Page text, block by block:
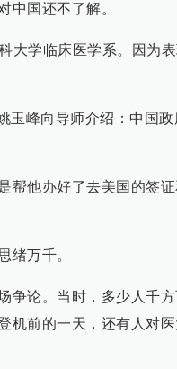
中国还不了解。
大学临床医学系。因为表
玉峰向导师介绍：中国政
帮他办好了去美国的签证
绪万千。
争论。当时，多少人千
机前的一天，还有人对